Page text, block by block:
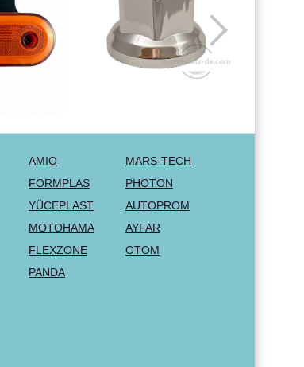
AMIO
MARS-TECH
FORMPLAS
PHOTON
YÜCEPLAST
AUTOPROM
MOTOHAMA
AYFAR
FLEXZONE
OTOM
PANDA